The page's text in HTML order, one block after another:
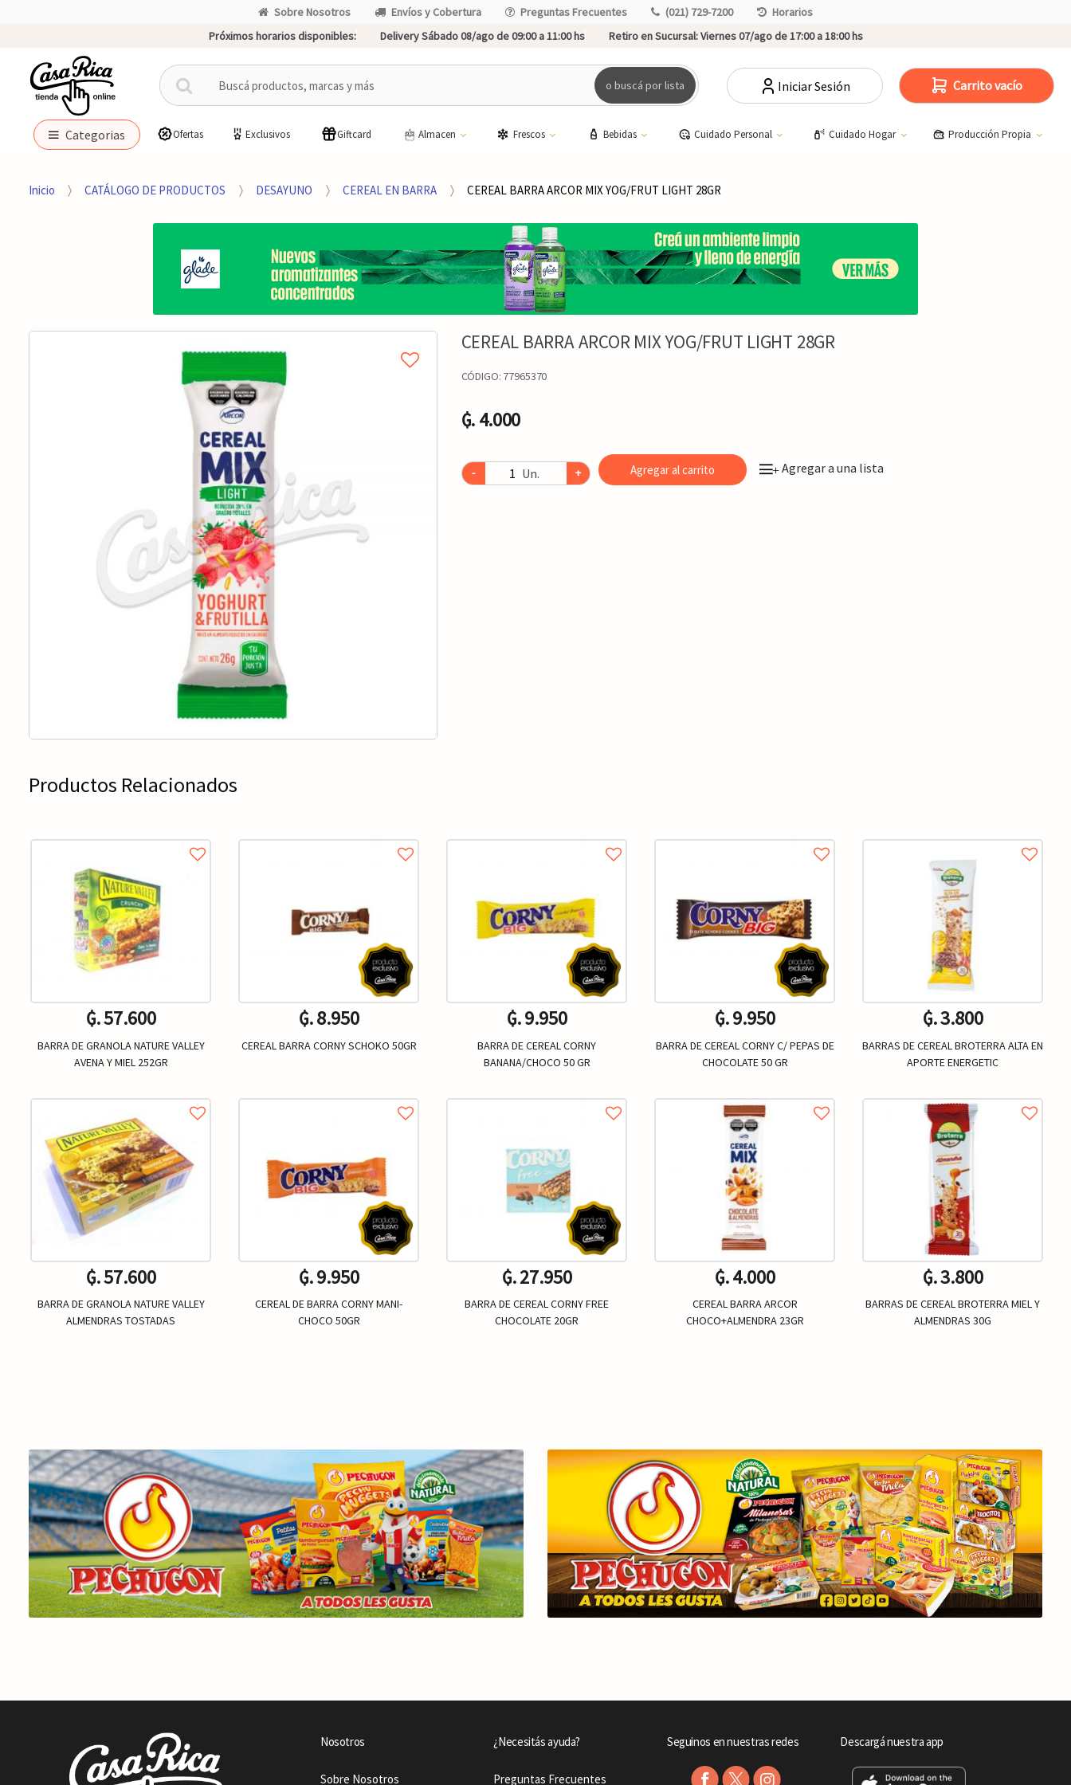
Sobre Nosotros Envíos y Cobertura Preguntas Frecuentes (021) 729-7200
Horarios
Próximos horarios disponibles:
Delivery Sábado 08/ago de 09:00 a 11:00 hs Retiro en Sucursal:Viernes 07/ago de 17:00 a 18:00 hs
B
u
c
p
r
o buscá por lista Iniciar Sesión Carrito vacío
Categorias Ofertas Exclusivos Giftcard Almacen Frescos Bebidas Cuidado Personal Cuidado Hogar Producción Propia
Inicio CATÁLOGO DE PRODUCTOS DESAYUNO CEREAL EN BARRA CEREAL BARRA ARCOR MIX YOG/FRUT LIGHT 28GR
CEREAL BARRA ARCOR MIX YOG/FRUT LIGHT 28GR
CÓDIGO: 77965370
₲. 4.000
- Un. + Agregar al carrito +Agregar a una lista
Productos Relacionados
₲. 57.600
BARRA DE GRANOLA NATURE VALLEY
AVENA Y MIEL 252GR
₲. 57.600
BARRA DE GRANOLA NATURE VALLEY
ALMENDRAS TOSTADAS
₲. 8.950
CEREAL BARRA CORNY SCHOKO 50GR
₲. 9.950
CEREAL DE BARRA CORNY MANI-
CHOCO 50GR
₲. 9.950
BARRA DE CEREAL CORNY
BANANA/CHOCO 50 GR
₲. 27.950
BARRA DE CEREAL CORNY FREE
CHOCOLATE 20GR
₲. 9.950
BARRA DE CEREAL CORNY C/ PEPAS DE
CHOCOLATE 50 GR
₲. 4.000
CEREAL BARRA ARCOR
CHOCO+ALMENDRA 23GR
₲. 3.800
BARRAS DE CEREAL BROTERRA ALTA EN
APORTE ENERGETIC
₲. 3.800
BARRAS DE CEREAL BROTERRA MIEL Y
ALMENDRAS 30G
Nosotros
Sobre Nosotros
¿Necesitás ayuda?
Preguntas Frecuentes
Seguinos en nuestras redes Descargá nuestra app